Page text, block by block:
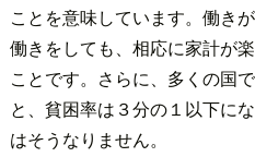
ことを意味しています。働き
働きをしても、相応に家計が
ことです。さらに、多くの国
と、貧困率は３分の１以下に
はそうなりません。